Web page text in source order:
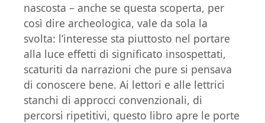
nascosta – anche se questa scoperta, per
così dire archeologica, vale da sola la
svolta: l’interesse sta piuttosto nel portare
alla luce effetti di significato insospettati,
scaturiti da narrazioni che pure si pensava
di conoscere bene. Ai lettori e alle lettrici
stanchi di approcci convenzionali, di
percorsi ripetitivi, questo libro apre le porte